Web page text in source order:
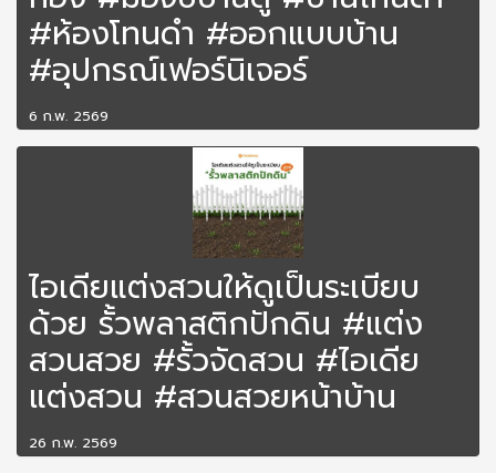
#ห้องโทนดำ #ออกแบบบ้าน
#อุปกรณ์เฟอร์นิเจอร์
6 ก.พ. 2569
ไอเดียแต่งสวนให้ดูเป็นระเบียบ
ด้วย รั้วพลาสติกปักดิน #แต่ง
สวนสวย #รั้วจัดสวน #ไอเดีย
แต่งสวน #สวนสวยหน้าบ้าน
26 ก.พ. 2569